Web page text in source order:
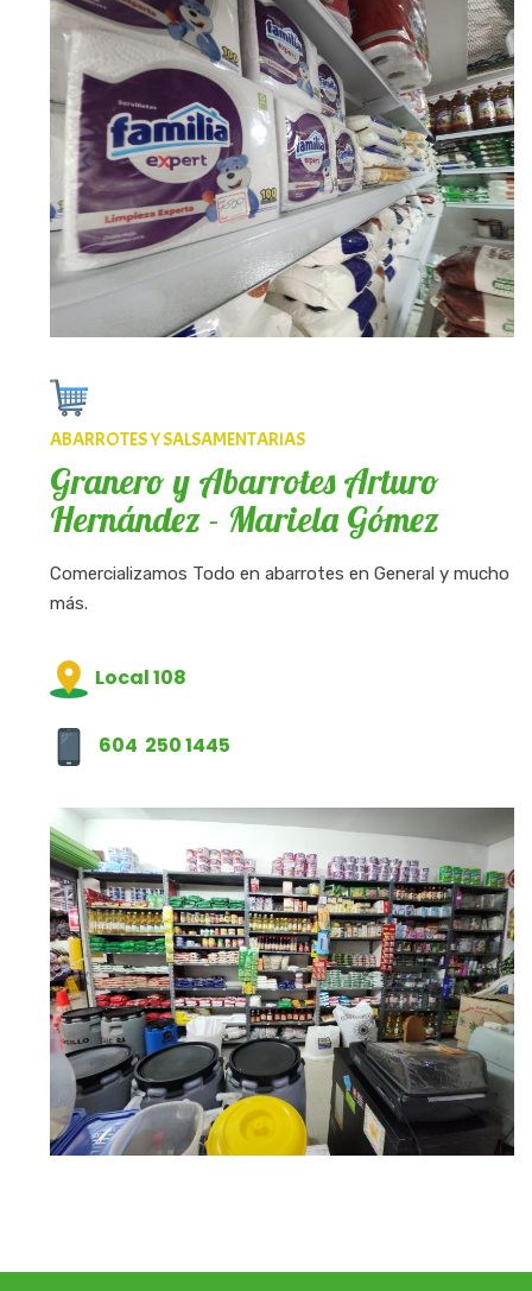
ABARROTES Y SALSAMENTARIAS
Granero y Abarrotes Arturo
Hernández - Mariela Gómez
Comercializamos Todo en abarrotes en General y mucho
más.
Local 108
604 250 1445